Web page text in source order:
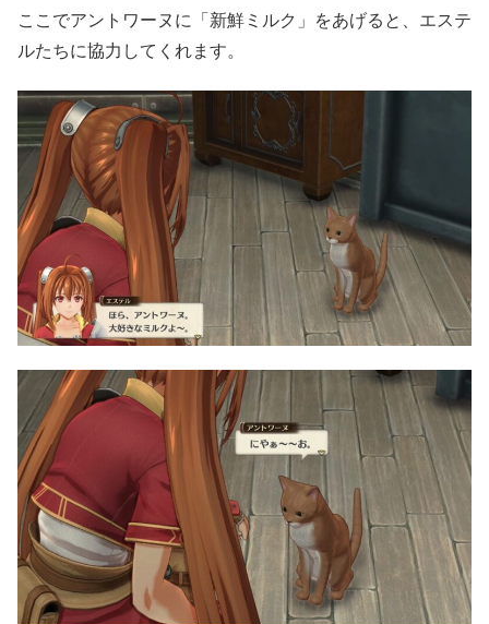
ここでアントワーヌに「新鮮ミルク」をあげると、エステ
ルたちに協力してくれます。